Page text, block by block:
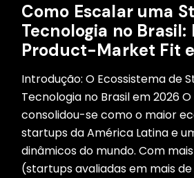
Como Escalar uma
Tecnologia no Brasil:
Product-Market Fit
Introdução: O Ecossistema de
Tecnologia no Brasil em 2026 O
consolidou-se como o maior
startups da América Latina e
dinâmicos do mundo. Com
(startups avaliadas em mais de